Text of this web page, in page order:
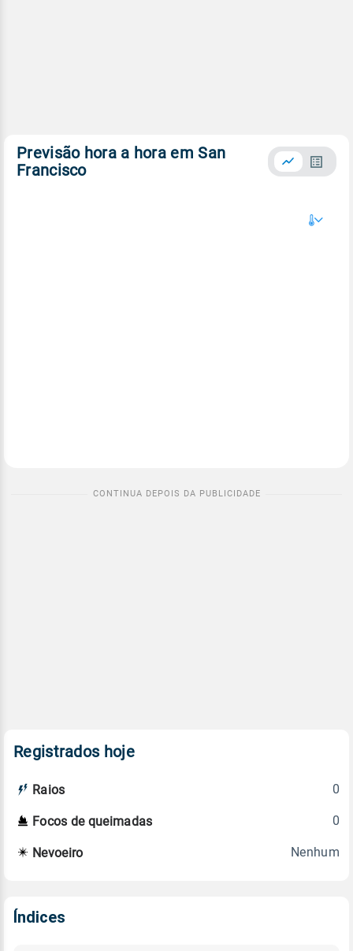
Previsão hora a hora em San
Francisco
Registrados hoje
Raios 0
Focos de queimadas 0
Nevoeiro Nenhum
Índices